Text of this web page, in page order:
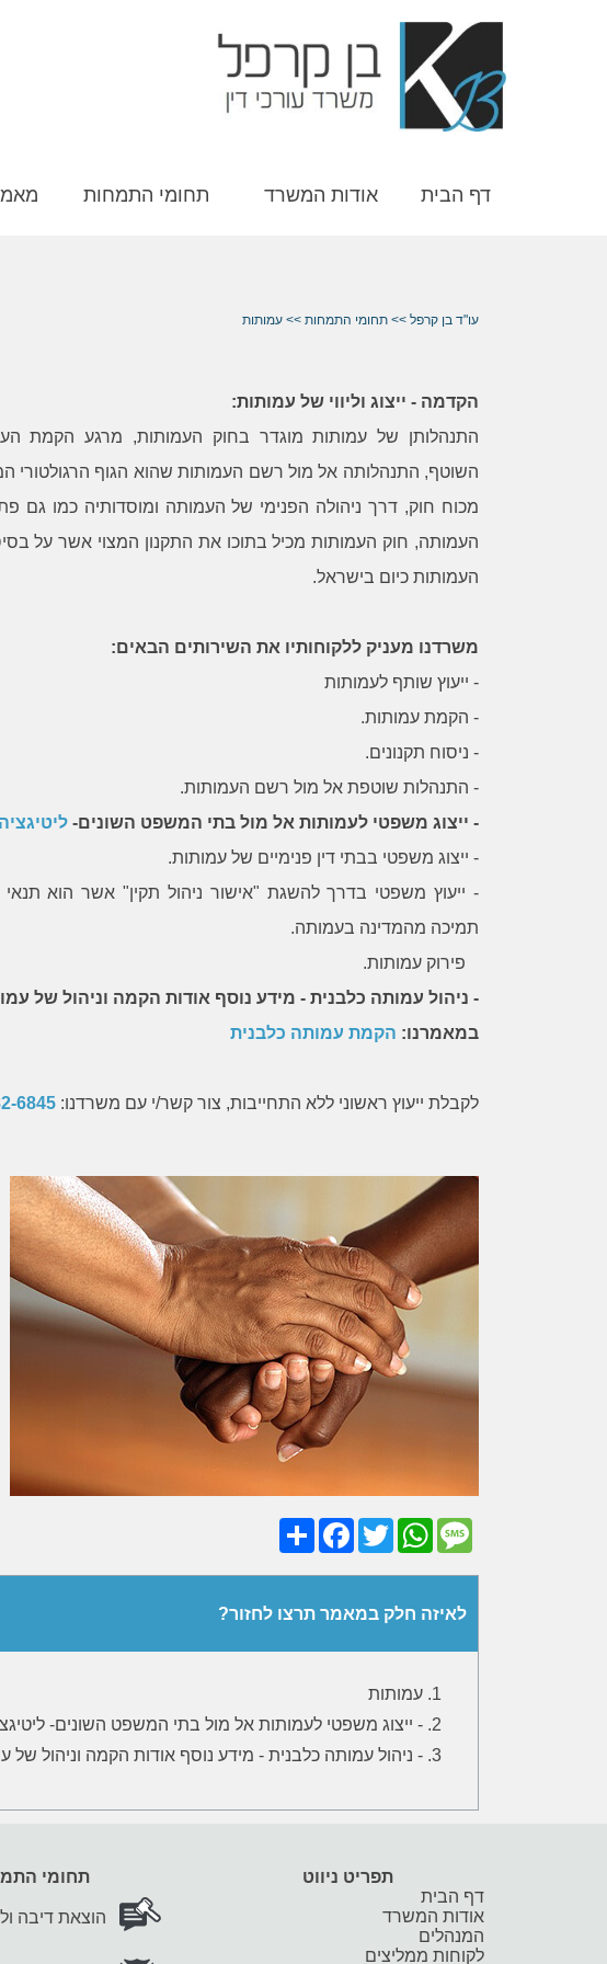
דף הבית אודות המשרד תחומי התמחות
עו"ד בן קרפל >> תחומי התמחות >> עמותות
הקדמה - ייצוג וליווי של עמותות:
התנהלותן של עמותות מוגדר בחוק העמותות, מרגע הקמת
השוטף, התנהלותה אל מול רשם העמותות שהוא הגוף הרגולטורי
מכוח חוק, דרך ניהולה הפנימי של העמותה ומוסדותיה כמו גם
העמותה, חוק העמותות מכיל בתוכו את התקנון המצוי אשר על
העמותות כיום בישראל.
משרדנו מעניק ללקוחותיו את השירותים הבאים:
- ייעוץ שותף לעמותות
- הקמת עמותות.
- ניסוח תקנונים.
- התנהלות שוטפת אל מול רשם העמותות.
- ייצוג משפטי לעמותות אל מול בתי המשפט השונים-
- ייצוג משפטי בבתי דין פנימיים של עמותות.
- ייעוץ משפטי בדרך להשגת "אישור ניהול תקין" אשר הוא
תמיכה מהמדינה בעמותה.
פירוק עמותות.
- ניהול עמותה כלבנית - מידע נוסף אודות הקמה וניהול של
במאמרנו: הקמת עמותה כלבנית
לקבלת ייעוץ ראשוני ללא התחייבות, צור קשר/י עם משרדנו: 6845
Share
FacebookTwitter
WhatsAppMessage
sharon
בעקבות מחלוקת שלא הצלחתי לפתור בדרכי
נועם, נזקקתי לעצה משפטית. מצאתי ברשת
את דף ההסבר המקצועי והרהוט של עו"ד בן
הנחוצים, נתן לי עצה והסביר לי את
עזר לי מאוד באותה שעה של תסכול. בזכות
עצתו הטובה, פניתי שוב אל הצד השני,
ולשמחתי הצלחנו להגיע להבנה בלי להזדקק
להליכים נוספים. אין לי אלא להודות לו מקרב
לב על הסיוע האדיב, היעיל והמקצועי.
אבל לפני הכל- בן אדם.
הדרך. הישירות והיושרה, השקט
תודה רבה!
לאיזה חלק במאמר תרצו לחזור?
עמותות
- ייצוג משפטי לעמותות אל מול בתי המשפט השונים-
- ניהול עמותה כלבנית - מידע נוסף אודות הקמה וניהול
תפריט ניווט
דף הבית
אודות המשרד
המנהלים
לקוחות ממליצים
תחומי
הוצאת דיבה